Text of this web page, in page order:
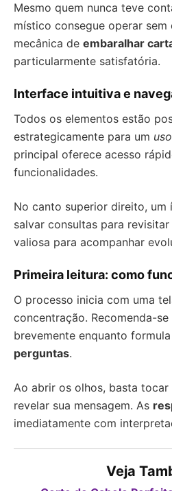
Mesmo quem nunca teve
místico consegue operar sem
mecânica de embaralhar
particularmente satisfatória.
Interface intuitiva e
Todos os elementos estão
estrategicamente para um
principal oferece acesso
funcionalidades.
No canto superior direito,
salvar consultas para
valiosa para acompanhar
Primeira leitura: como
O processo inicia com uma
concentração. Recomenda-
brevemente enquanto
perguntas.
Ao abrir os olhos, basta
revelar sua mensagem. As
imediatamente com
Veja